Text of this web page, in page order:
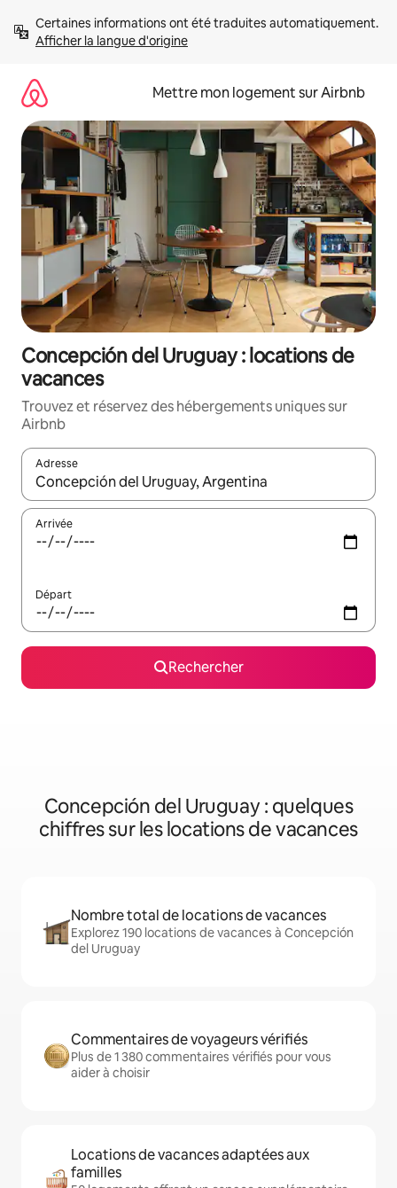
directement
Afficher la langue d'origine
Mettre mon logement sur Airbnb
Concepción del Uruguay : locations de
vacances
Trouvez et réservez des hébergements uniques sur
Airbnb
Adresse
Lorsque les résultats s'affichent, utilisez les flèches vers le
Arrivée
Départ
Rechercher
Concepción del Uruguay : quelques
chiffres sur les locations de vacances
Nombre total de locations de vacances
Explorez 190 locations de vacances à Concepción
del Uruguay
Commentaires de voyageurs vérifiés
Plus de 1 380 commentaires vérifiés pour vous
aider à choisir
Locations de vacances adaptées aux
familles